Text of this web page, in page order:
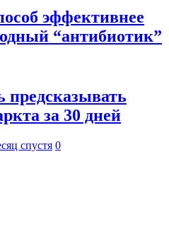
эффективнее
“антибиотик”
за 30 дней
спустя 0